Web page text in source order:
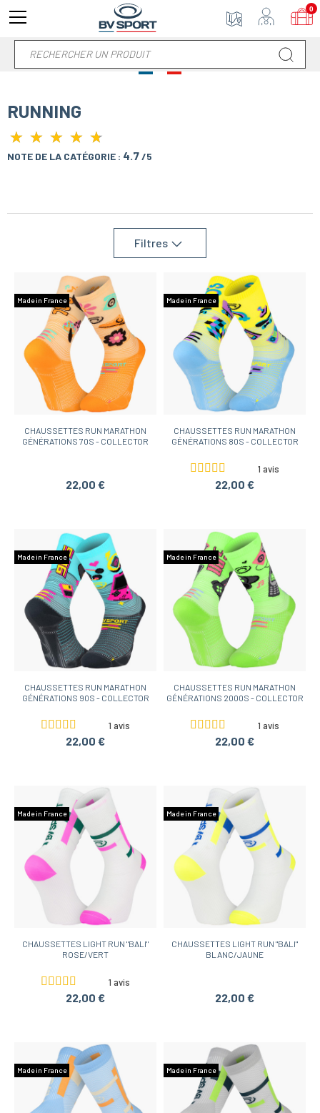
RUNNING
★ ★ ★ ★ ★
★ ★ ★ ★ ★
NOTE DE LA CATÉGORIE : 4.7/5
Filtres
Made in France
CHAUSSETTES RUN MARATHON
GÉNÉRATIONS 70S - COLLECTOR
22,00 €
Made in France
CHAUSSETTES RUN MARATHON
GÉNÉRATIONS 80S - COLLECTOR
1 avis
22,00 €
Made in France
CHAUSSETTES RUN MARATHON
GÉNÉRATIONS 90S - COLLECTOR
1 avis
22,00 €
Made in France
CHAUSSETTES RUN MARATHON
GÉNÉRATIONS 2000S - COLLECTOR
1 avis
22,00 €
Made in France
CHAUSSETTES LIGHT RUN "BALI"
ROSE/VERT
1 avis
22,00 €
Made in France
CHAUSSETTES LIGHT RUN "BALI"
BLANC/JAUNE
22,00 €
Made in France Made in France
0